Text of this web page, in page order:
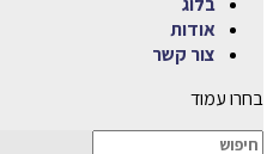
אודות
צור קשר
בחרו עמוד